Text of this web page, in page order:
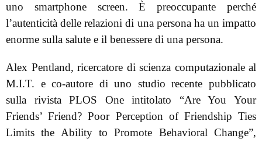
uno smartphone screen. È preoccupante perché
l’autenticità delle relazioni di una persona ha un impatto
enorme sulla salute e il benessere di una persona.
Alex Pentland, ricercatore di scienza computazionale al
M.I.T. e co-autore di uno studio recente pubblicato
sulla rivista PLOS One intitolato “Are You Your
Friends’ Friend? Poor Perception of Friendship Ties
Limits the Ability to Promote Behavioral Change”,